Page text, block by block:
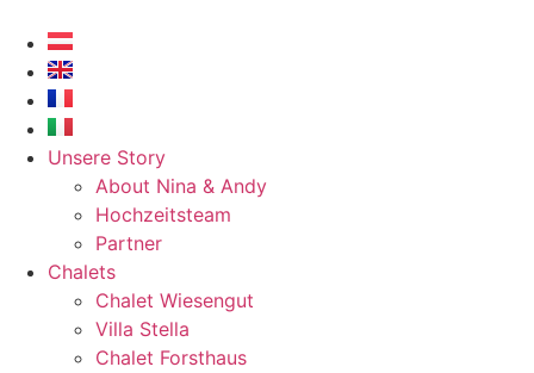
content
Unsere Story
About Nina & Andy
Hochzeitsteam
Partner
Chalets
Chalet Wiesengut
Villa Stella
Chalet Forsthaus